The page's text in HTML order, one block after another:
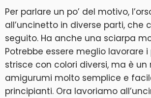
Per parlare un po’ del motivo,
all’uncinetto in diverse parti, che
seguito. Ha anche una sciarpa
Potrebbe essere meglio lavorare
strisce con colori diversi, ma è un
amigurumi molto semplice e
principianti. Ora lavoriamo